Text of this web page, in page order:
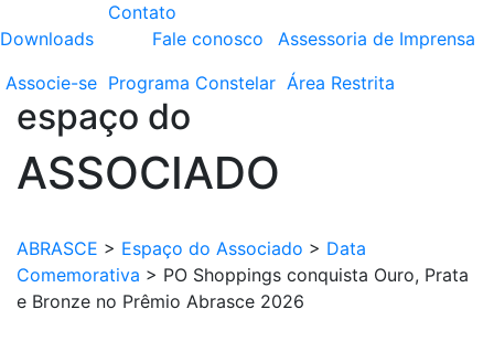
Downloads
Contato
Fale conosco
Assessoria de Imprensa
Associe-se Programa Constelar Área Restrita
espaço do
ASSOCIADO
ABRASCE > Espaço do Associado > Data
Comemorativa > PO Shoppings conquista Ouro, Prata
e Bronze no Prêmio Abrasce 2026